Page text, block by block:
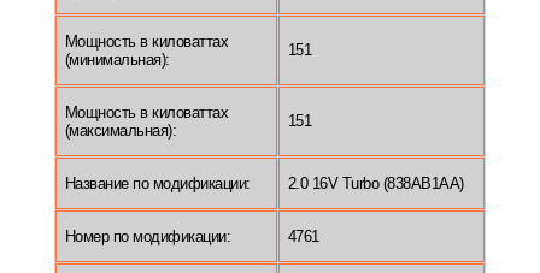
Мощность в киловаттах
(минимальная):
151
Мощность в киловаттах
(максимальная):
151
Название по модификации: 2.0 16V Turbo (838AB1AA)
Номер по модификации: 4761